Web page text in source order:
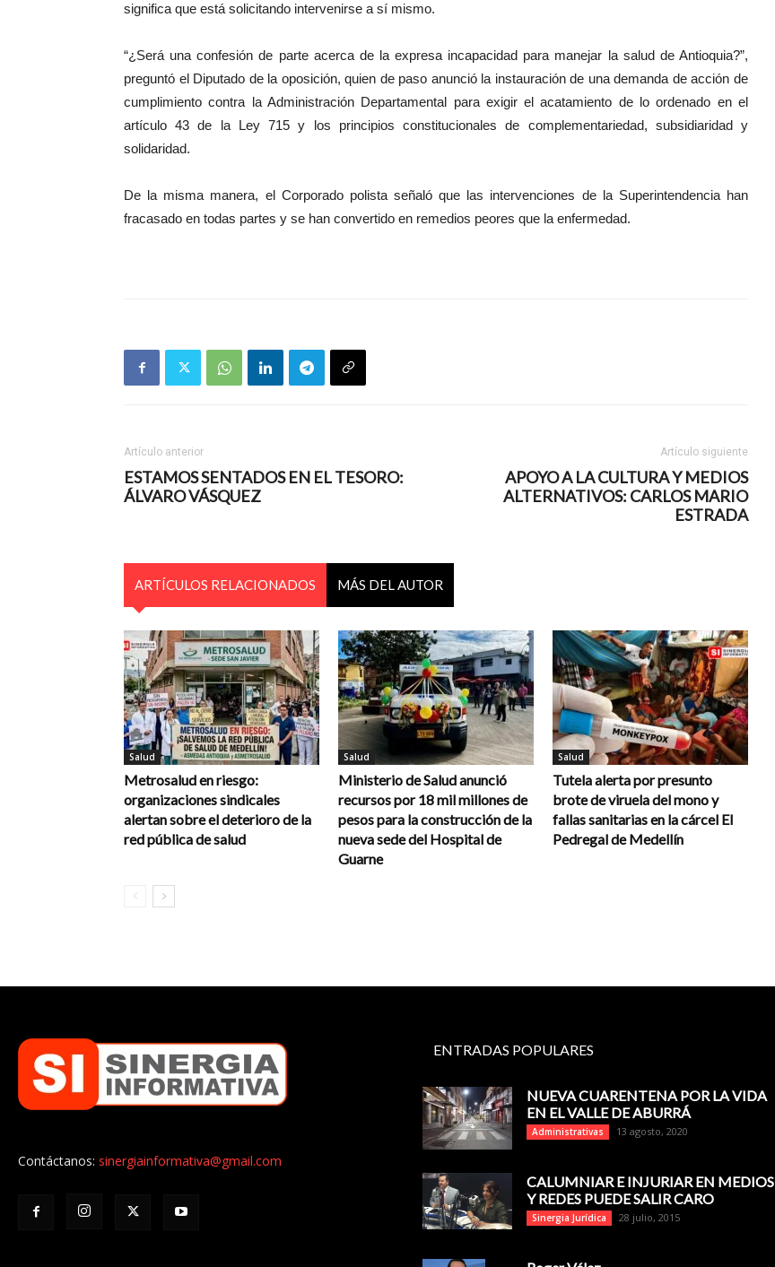
significa que está solicitando intervenirse a sí mismo.
“¿Será una confesión de parte acerca de la expresa incapacidad para manejar la salud de Antioquia?”,
preguntó el Diputado de la oposición, quien de paso anunció la instauración de una demanda de acción de
cumplimiento contra la Administración Departamental para exigir el acatamiento de lo ordenado en el
artículo 43 de la Ley 715 y los principios constitucionales de complementariedad, subsidiaridad y
solidaridad.
De la misma manera, el Corporado polista señaló que las intervenciones de la Superintendencia han
fracasado en todas partes y se han convertido en remedios peores que la enfermedad.
Artículo anterior
ESTAMOS SENTADOS EN EL TESORO:
ÁLVARO VÁSQUEZ
Artículo siguiente
APOYO A LA CULTURA Y MEDIOS
ALTERNATIVOS: CARLOS MARIO
ESTRADA
ARTÍCULOS RELACIONADOS MÁS DEL AUTOR
Salud
Metrosalud en riesgo:
organizaciones sindicales
alertan sobre el deterioro de la
red pública de salud
Salud
Ministerio de Salud anunció
recursos por 18 mil millones de
pesos para la construcción de la
nueva sede del Hospital de
Guarne
Salud
Tutela alerta por presunto
brote de viruela del mono y
fallas sanitarias en la cárcel El
Pedregal de Medellín
Contáctanos: sinergiainformativa@gmail.com
ENTRADAS POPULARES
NUEVA CUARENTENA POR LA VIDA
EN EL VALLE DE ABURRÁ
Administrativas 13 agosto, 2020
CALUMNIAR E INJURIAR EN MEDIOS
Y REDES PUEDE SALIR CARO
Sinergia Jurídica 28 julio, 2015